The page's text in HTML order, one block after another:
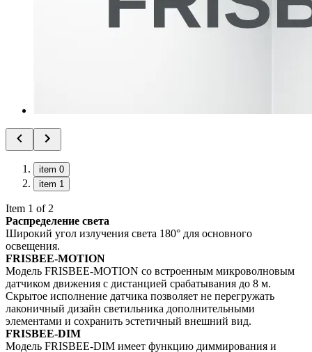
item 0
item 1
Item 1 of 2
Распределение света
Широкий угол излучения света 180° для основного
освещения.
FRISBEE-MOTION
Модель FRISBEE-MOTION со встроенным микроволновым
датчиком движения с дистанцией срабатывания до 8 м.
Скрытое исполнение датчика позволяет не перегружать
лаконичный дизайн светильника дополнительными
элементами и сохранить эстетичный внешний вид.
FRISBEE-DIM
Модель FRISBEE-DIM имеет функцию диммирования и